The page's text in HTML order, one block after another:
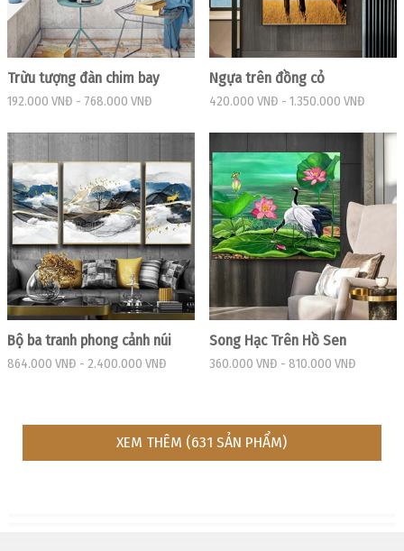
Trừu tượng đàn chim bay
192.000 VNĐ - 768.000 VNĐ
Ngựa trên đồng cỏ
420.000 VNĐ - 1.350.000 VNĐ
Bộ ba tranh phong cảnh núi
864.000 VNĐ - 2.400.000 VNĐ
Song Hạc Trên Hồ Sen
360.000 VNĐ - 810.000 VNĐ
XEM THÊM (631 SẢN PHẨM)